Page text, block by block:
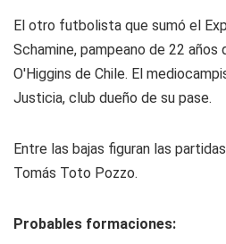
El otro futbolista que sumó el
Schamine, pampeano de 22 años
O'Higgins de Chile. El
Justicia, club dueño de su pase.
Entre las bajas figuran las
Tomás Toto Pozzo.
Probables formaciones: